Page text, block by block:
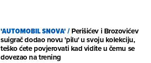
'AUTOMOBIL SNOVA'/Perišićev i Brozovićev
suigrač dodao novu 'pilu' u svoju kolekciju,
teško ćete povjerovati kad vidite u čemu se
dovezao na trening